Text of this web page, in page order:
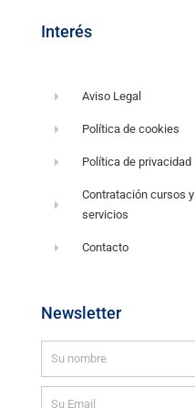
Interés
Aviso Legal
Política de cookies
Política de privacidad
Contratación cursos y
servicios
Contacto
Newsletter